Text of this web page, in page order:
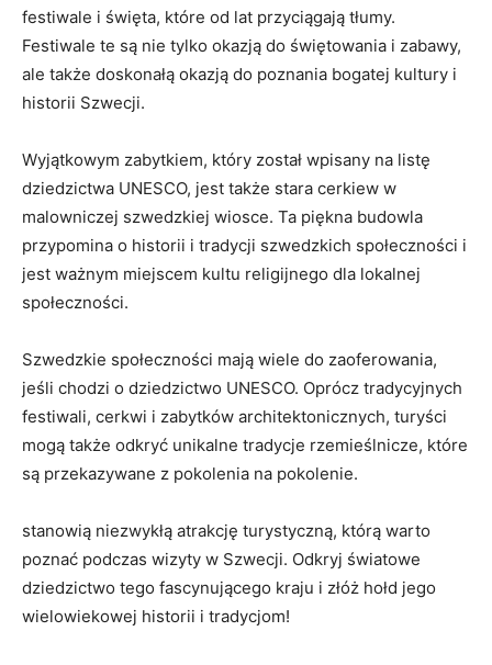
festiwale ‍i‍ święta,‌ które od ⁣lat przyciągają tłumy.
Festiwale ⁢te są ⁣nie ⁣tylko okazją do świętowania i‍ zabawy,
ale także doskonałą okazją do ​poznania⁤ bogatej kultury​ i
historii Szwecji.
Wyjątkowym zabytkiem, który został⁢ wpisany ⁣na listę
dziedzictwa UNESCO, jest także stara cerkiew ‌w
malowniczej ⁤szwedzkiej wiosce. ‍Ta piękna budowla
⁤przypomina o historii‍ i tradycji szwedzkich społeczności⁤ i​
jest ważnym miejscem kultu religijnego dla lokalnej
społeczności.
Szwedzkie⁣ społeczności mają wiele⁣ do zaoferowania,
jeśli​ chodzi ‍o⁣ dziedzictwo UNESCO. ⁢Oprócz tradycyjnych
festiwali, cerkwi i zabytków architektonicznych, turyści
‌mogą⁢ także odkryć unikalne ‍tradycje rzemieślnicze, ⁣które
‍są ⁢przekazywane z ⁤pokolenia na pokolenie.
‌stanowią niezwykłą atrakcję turystyczną, którą warto⁢
poznać podczas wizyty ‍w Szwecji.‍ Odkryj światowe
dziedzictwo tego fascynującego kraju ⁣i‍ złóż ⁢hołd jego
wielowiekowej historii i tradycjom!